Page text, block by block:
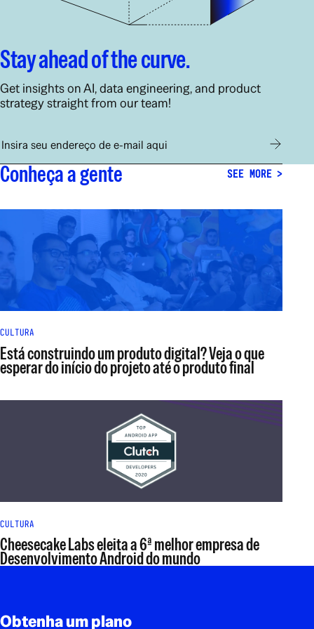
Stay ahead of the curve.
Get insights on AI, data engineering, and product
strategy straight from our team!
E-mail Subscribe
Conheça a gente SEE MORE
CULTURA
Está construindo um produto digital? Veja o que
esperar do início do projeto até o produto final
CULTURA
Cheesecake Labs eleita a 6ª melhor empresa de
Desenvolvimento Android do mundo
Obtenha um plano